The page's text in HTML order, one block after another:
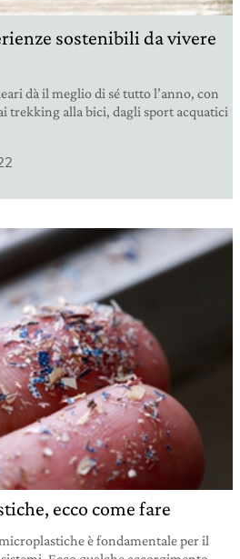
sostenibili da vivere
dà il meglio di sé tutto l’anno, con
trekking alla bici, dagli sport acquatici
ecco come fare
è fondamentale per il